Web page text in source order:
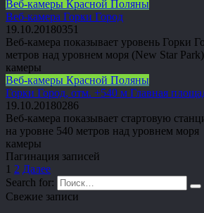
Веб-камеры Красной Поляны
Веб-камера Горки Город
19.10.20180351
Веб-камера показывает уровень Горки
метров над уровнем моря (New Star
камеры
Веб-камеры Красной Поляны
Горки Город, отм. +540 м Главная
19.10.20180286
Веб-камера показывает стартовую
на уровне 540 метров над уровнем
камеры
Пагинация записей
1 2 Далее
Search for:
Свежие записи